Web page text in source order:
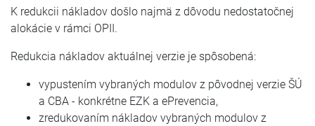
K redukcii nákladov došlo najmä z dôvodu nedostatočnej
alokácie v rámci OPII.
Redukcia nákladov aktuálnej verzie je spôsobená:
vypustením vybraných modulov z pôvodnej verzie ŠÚ
a CBA - konkrétne EZK a ePrevencia,
zredukovaním nákladov vybraných modulov z